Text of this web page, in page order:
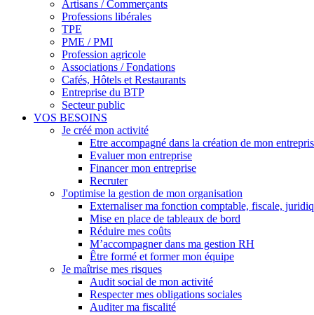
Artisans / Commerçants
Professions libérales
TPE
PME / PMI
Profession agricole
Associations / Fondations
Cafés, Hôtels et Restaurants
Entreprise du BTP
Secteur public
VOS BESOINS
Je créé mon activité
Etre accompagné dans la création de mon
Evaluer mon entreprise
Financer mon entreprise
Recruter
J'optimise la gestion de mon organisation
Externaliser ma fonction comptable, fiscale,
Mise en place de tableaux de bord
Réduire mes coûts
M’accompagner dans ma gestion RH
Être formé et former mon équipe
Je maîtrise mes risques
Audit social de mon activité
Respecter mes obligations sociales
Auditer ma fiscalité